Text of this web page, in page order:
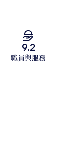
9.2
職員與服務